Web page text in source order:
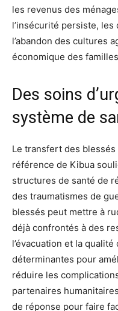
les revenus des
l’insécurité persiste,
l’abandon des cultures
économique des
Des soins
système de
Le transfert des blessés
référence de Kibua
structures de santé de
des traumatismes de
blessés peut mettre à
déjà confrontés à des
l’évacuation et la
déterminantes pour
réduire les
partenaires
de réponse pour faire